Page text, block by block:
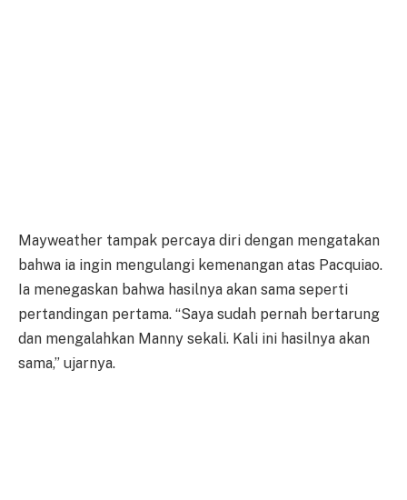
Mayweather tampak percaya diri dengan mengatakan
bahwa ia ingin mengulangi kemenangan atas Pacquiao.
Ia menegaskan bahwa hasilnya akan sama seperti
pertandingan pertama. “Saya sudah pernah bertarung
dan mengalahkan Manny sekali. Kali ini hasilnya akan
sama,” ujarnya.